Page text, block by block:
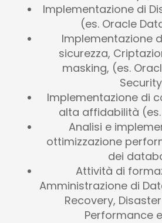
Implementazione di
(es. Oracle
Implementazione
sicurezza,
masking, (es.
Implementazione di
alta affidabilità (es.
Analisi e
ottimizzazione
dei
Attività di
Amministrazione di
Recovery,
Performance